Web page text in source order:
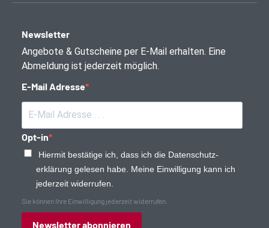
Newsletter
Angebote & Gutscheine per E-Mail erhalten. Eine
Abmeldung ist jederzeit möglich.
E-Mail Adresse
Opt-in
Hiermit bestätige ich, dass ich die Daten­schutz­
erklärung gelesen habe. Meine Einwilligung kann ich
jederzeit widerrufen.
Sie können Ihre Einwilligung jederzeit widerrufen.
Newsletter abonnieren